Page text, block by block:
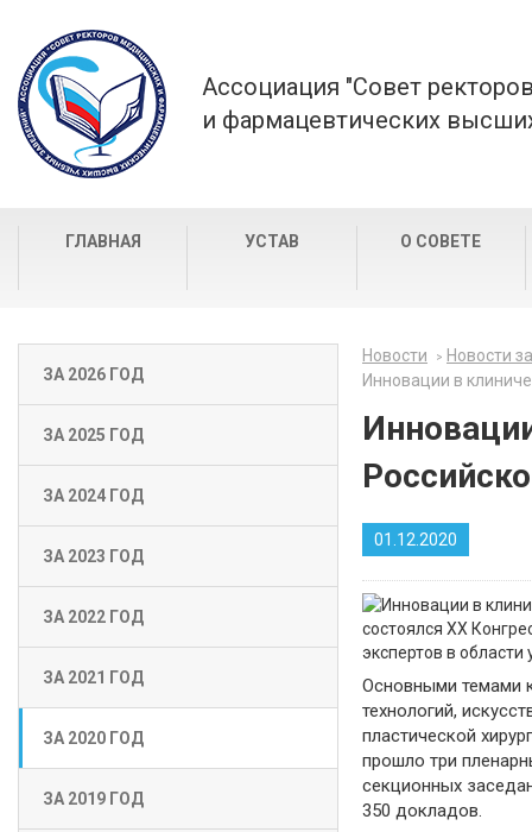
Ассоциация "Совет
и фармацевтических
ГЛАВНАЯ УСТАВ О СОВЕТЕ
ЗА 2026 ГОД
ЗА 2025 ГОД
ЗА 2024 ГОД
ЗА 2023 ГОД
ЗА 2022 ГОД
ЗА 2021 ГОД
ЗА 2020 ГОД
ЗА 2019 ГОД
Новости
Новости
Инновации в
01.12.2020
состоялся XX
экспертов в области
Основными темами
технологий,
пластической
прошло три
секционных
350 докладов.